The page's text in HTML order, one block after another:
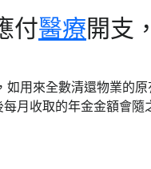
付醫療開支
用來全數清還物業的
月收取的年金金額會隨